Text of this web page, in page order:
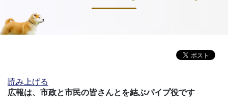
読み上げる
広報は、市政と市民の皆さんとを結ぶパイプ役です